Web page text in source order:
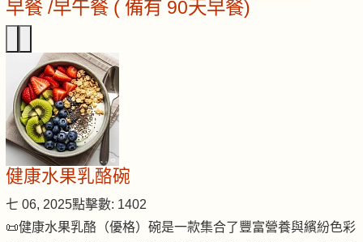
早餐 /早午餐 ( 備有 90天早餐)
健康水果乳酪碗
七 06, 2025點擊數: 1402
📜健康水果乳酪（優格）碗是一款集合了豐富營養與繽紛色彩